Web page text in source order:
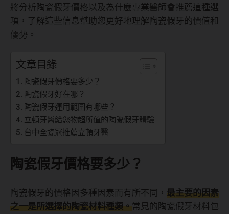
將分析陶瓷假牙價格以及為什麼專業醫師會推薦這種選
項，了解這些信息幫助您更好地理解陶瓷假牙的價值和
優勢。
文章目錄
陶瓷假牙價格要多少？
陶瓷假牙好在哪？
陶瓷假牙運用範圍有哪些？
立頓牙醫給您物超所值的陶瓷假牙體驗
台中全瓷冠推薦立頓牙醫
陶瓷假牙價格要多少？
陶瓷假牙的價格因多種因素而有所不同， 最主要的因素
之一是所選擇的陶瓷材料種類。常見的陶瓷假牙材料包